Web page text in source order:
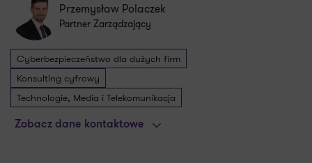
Przemysław Polaczek
Partner Zarządzający
Cyberbezpieczeństwo dla dużych firm
Konsulting cyfrowy
Technologie, Media i Telekomunikacja
Zobacz dane kontaktowe